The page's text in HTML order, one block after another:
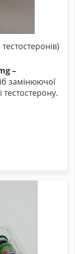
–
замінюючої
тестостерону.